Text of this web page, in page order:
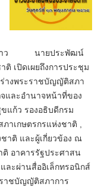
ะยาว นายประพัฒน์
เปิดเผยถึงการประชุม
างพระราชบัญญัติสภา
และอำนาจหน้าที่ของ
แก้ว รองอธิบดีกรม
เกษตรกรแห่งชาติ ,
าติ และผู้เกี่ยวข้อง ณ
ติ อาคารรัฐประศาสน
ละผ่านสื่ออิเล็กทรอนิกส์
าชบัญญัติสภาการ